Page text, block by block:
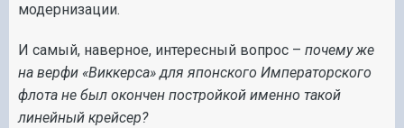
модернизации.
И самый, наверное, интересный вопрос – почему же
на верфи «Виккерса» для японского Императорского
флота не был окончен постройкой именно такой
линейный крейсер?